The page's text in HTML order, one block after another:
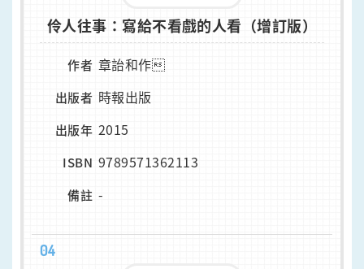
伶人往事：寫給不看戲的人看（增訂版）
作者 章詒和作
出版者 時報出版
出版年 2015
ISBN 9789571362113
備註 -
04